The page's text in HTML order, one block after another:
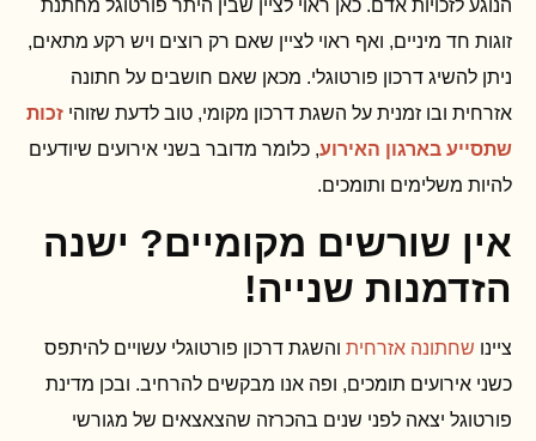
הנוגע לזכויות אדם. כאן ראוי לציין שבין היתר פורטוגל מחתנת
זוגות חד מיניים, ואף ראוי לציין שאם רק רוצים ויש רקע מתאים,
ניתן להשיג דרכון פורטוגלי. מכאן שאם חושבים על חתונה
אזרחית ובו זמנית על השגת דרכון מקומי, טוב לדעת שזוהי זכות
שתסייע בארגון האירוע, כלומר מדובר בשני אירועים שיודעים
להיות משלימים ותומכים.
אין שורשים מקומיים? ישנה
הזדמנות שנייה!
ציינו שחתונה אזרחית והשגת דרכון פורטוגלי עשויים להיתפס
כשני אירועים תומכים, ופה אנו מבקשים להרחיב. ובכן מדינת
פורטוגל יצאה לפני שנים בהכרזה שהצאצאים של מגורשי